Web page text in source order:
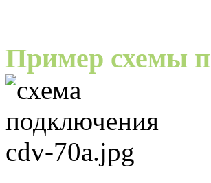
Пример схемы